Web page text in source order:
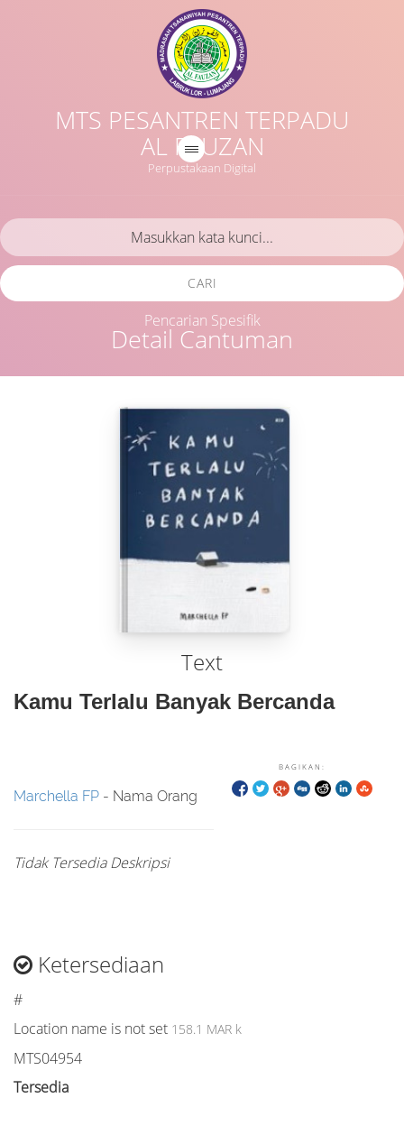
MTS PESANTREN TERPADU
AL FAUZAN
Perpustakaan Digital
Detail Cantuman
CARI
Pencarian Spesifik
Text
Kamu Terlalu Banyak Bercanda
BAGIKAN:
Marchella FP - Nama Orang
Tidak Tersedia Deskripsi
Ketersediaan
#
Location name is not set 158.1 MAR k
MTS04954
Tersedia